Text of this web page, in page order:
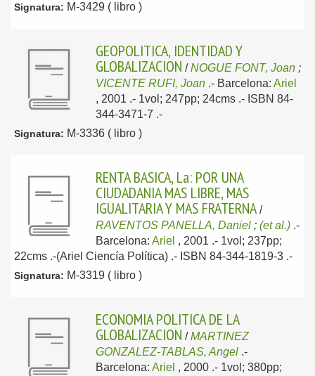
Signatura: M-3429 ( libro )
GEOPOLITICA, IDENTIDAD Y
GLOBALIZACION /NOGUE FONT, Joan ;
VICENTE RUFI, Joan .- Barcelona: Ariel
, 2001 .- 1vol; 247pp; 24cms .- ISBN 84-
344-3471-7 .-
Signatura: M-3336 ( libro )
RENTA BASICA, La: POR UNA
CIUDADANIA MAS LIBRE, MAS
IGUALITARIA Y MAS FRATERNA /
RAVENTOS PANELLA, Daniel ; (et al.) .-
Barcelona: Ariel , 2001 .- 1vol; 237pp;
22cms .-(Ariel Ciencía Política) .- ISBN 84-344-1819-3 .-
Signatura: M-3319 ( libro )
ECONOMIA POLITICA DE LA
GLOBALIZACION /MARTINEZ
GONZALEZ-TABLAS, Angel .-
Barcelona: Ariel , 2000 .- 1vol; 380pp;